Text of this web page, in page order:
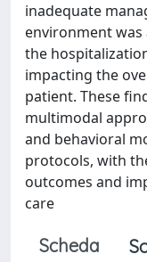
inadequate
environment
the
impacting the
patient. These
multimodal
and behavioral
protocols, with
outcomes and
care
Scheda